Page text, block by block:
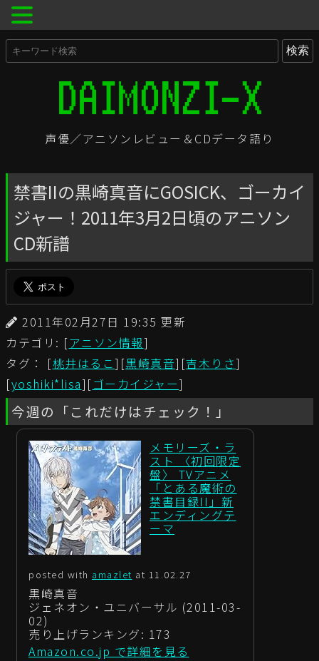
声優／アニソンレビュー＆CDデータ語り
禁書IIの黒崎真音にGOSICK、ゴーカイ
ジャー！2011年3月2日頃のアニソン
CD新譜
2011年02月27日 19:35 更新
カテゴリ: [アニソン情報]
タグ： [桃井はるこ][黒崎真音][吉木りさ]
[yoshiki*lisa][ゴーカイジャー]
今週の「これだけはチェック！」
メモリーズ・ラ
スト 〈初回限定
盤〉 TVアニメ
「とある魔術の
禁書目録II」新
エンディングテ
ーマ
posted with amazlet at 11.02.27
黒崎真音
ジェネオン・ユニバーサル (2011-03-
02)
売り上げランキング: 173
Amazon.co.jp で詳細を見る